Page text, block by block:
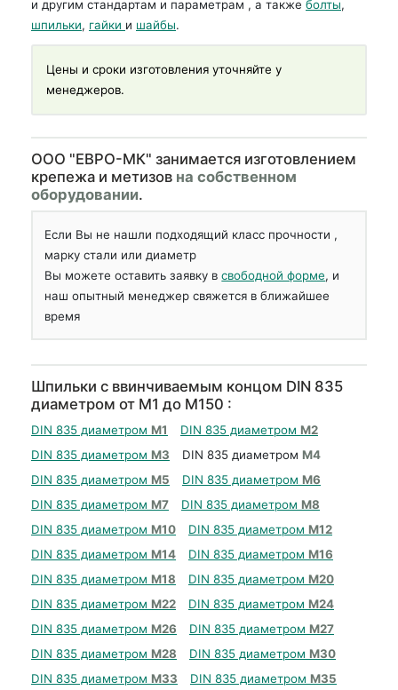
и другим стандартам и параметрам , а также болты,
шпильки, гайки и шайбы.
Цены и сроки изготовления уточняйте у
менеджеров.
OOO "ЕВРО-МК" занимается изготовлением
крепежа и метизов на собственном
оборудовании.
Если Вы не нашли подходящий класс прочности ,
марку стали или диаметр
Вы можете оставить заявку всвободной форме, и
наш опытный менеджер свяжется в ближайшее
время
Шпильки с ввинчиваемым концом DIN 835
диаметром от М1 до М150 :
DIN 835 диаметром М1 DIN 835 диаметром М2
DIN 835 диаметром М3 DIN 835 диаметром М4
DIN 835 диаметром М5 DIN 835 диаметром М6
DIN 835 диаметром М7 DIN 835 диаметром М8
DIN 835 диаметром М10 DIN 835 диаметром М12
DIN 835 диаметром М14 DIN 835 диаметром М16
DIN 835 диаметром М18 DIN 835 диаметром М20
DIN 835 диаметром М22 DIN 835 диаметром М24
DIN 835 диаметром М26 DIN 835 диаметром М27
DIN 835 диаметром М28 DIN 835 диаметром М30
DIN 835 диаметром М33 DIN 835 диаметром М35